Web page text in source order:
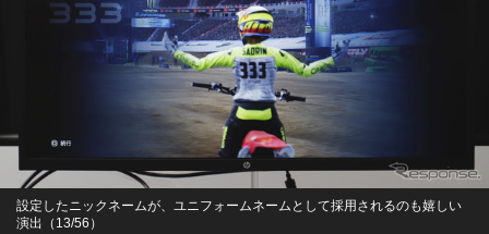
設定したニックネームが、ユニフォームネームとして採用されるのも嬉しい
演出（13/56）